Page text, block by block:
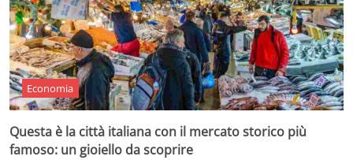
Economia
Questa è la città italiana con il mercato storico più
famoso: un gioiello da scoprire